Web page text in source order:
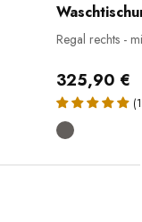
Regal rechts -
325,90 €